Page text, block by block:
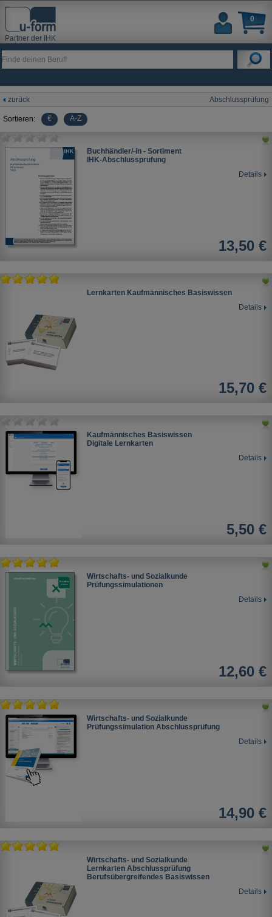
Partner der IHK
0
zurück Abschlussprüfung
Sortieren: € A-Z
Buchhändler/-in - Sortiment
IHK-Abschlussprüfung
Details
13,50 €
Lernkarten Kaufmännisches Basiswissen
Details
15,70 €
Kaufmännisches Basiswissen
Digitale Lernkarten
Details
5,50 €
Wirtschafts- und Sozialkunde
Prüfungssimulationen
Details
12,60 €
Wirtschafts- und Sozialkunde
Prüfungssimulation Abschlussprüfung
Details
14,90 €
Wirtschafts- und Sozialkunde
Lernkarten Abschlussprüfung
Berufsübergreifendes Basiswissen
Details